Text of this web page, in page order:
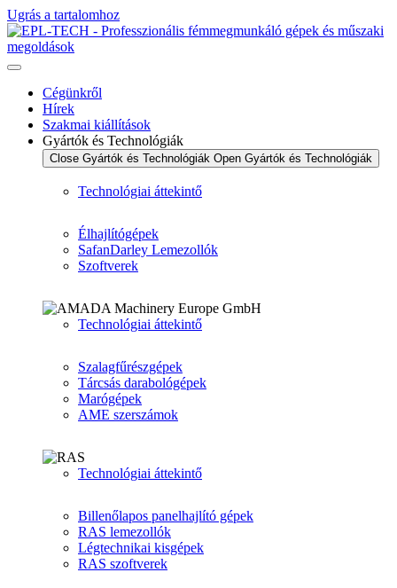
Ugrás a tartalomhoz
Cégünkről
Hírek
Szakmai kiállítások
Gyártók és Technológiák
Close Gyártók és Technológiák Open Gyártók és Technológiák
Technológiai áttekintő
Élhajlítógépek
SafanDarley Lemezollók
Szoftverek
Technológiai áttekintő
Szalagfűrészgépek
Tárcsás darabológépek
Marógépek
AME szerszámok
Technológiai áttekintő
Billenőlapos panelhajlító gépek
RAS lemezollók
Légtechnikai kisgépek
RAS szoftverek